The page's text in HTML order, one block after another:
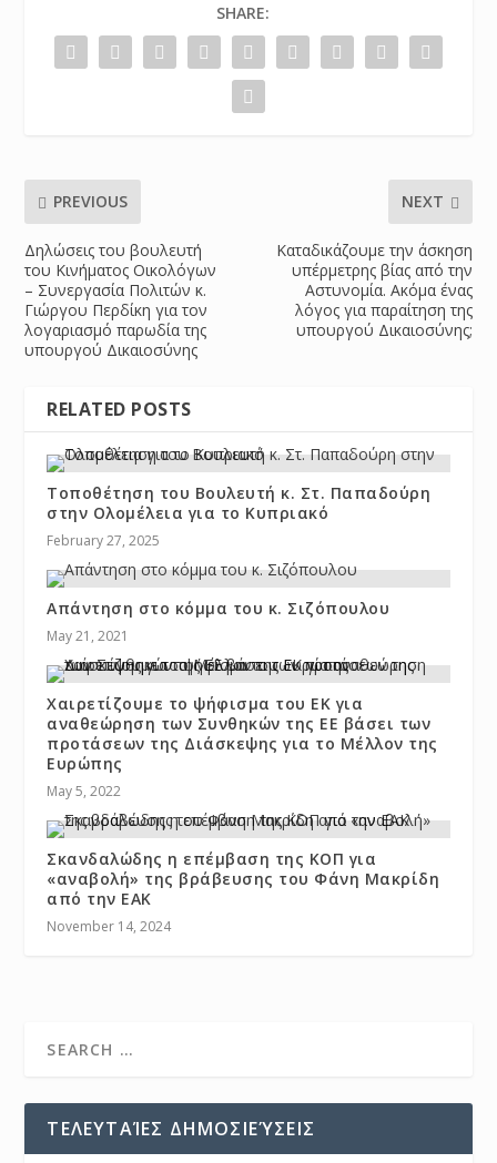
SHARE:
PREVIOUS
Δηλώσεις του βουλευτή
του Κινήματος Οικολόγων
– Συνεργασία Πολιτών κ.
Γιώργου Περδίκη για τον
λογαριασμό παρωδία της
υπουργού Δικαιοσύνης
NEXT
Καταδικάζουμε την άσκηση
υπέρμετρης βίας από την
Αστυνομία. Ακόμα ένας
λόγος για παραίτηση της
υπουργού Δικαιοσύνης;
RELATED POSTS
Τοποθέτηση του Βουλευτή κ. Στ. Παπαδούρη
στην Ολομέλεια για το Κυπριακό
February 27, 2025
Απάντηση στο κόμμα του κ. Σιζόπουλου
May 21, 2021
Χαιρετίζουμε το ψήφισμα του ΕΚ για
αναθεώρηση των Συνθηκών της ΕΕ βάσει των
προτάσεων της Διάσκεψης για το Μέλλον της
Ευρώπης
May 5, 2022
Σκανδαλώδης η επέμβαση της ΚΟΠ για
«αναβολή» της βράβευσης του Φάνη Μακρίδη
από την ΕΑΚ
November 14, 2024
ΤΕΛΕΥΤΑΊΕΣ ΔΗΜΟΣΙΕΎΣΕΙΣ